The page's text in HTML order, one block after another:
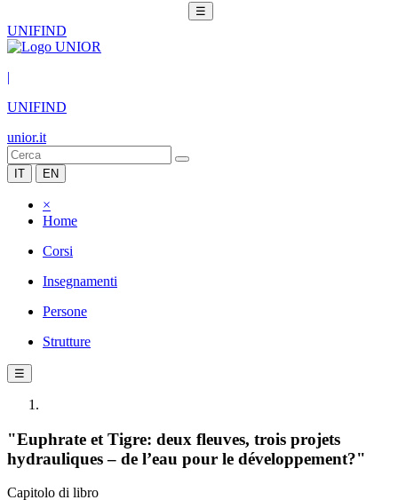
☰
UNIFIND
|
UNIFIND
unior.it
IT EN
×
Home
Corsi
Insegnamenti
Persone
Strutture
☰
"Euphrate et Tigre: deux fleuves, trois projets
hydrauliques – de l’eau pour le développement?"
Capitolo di libro